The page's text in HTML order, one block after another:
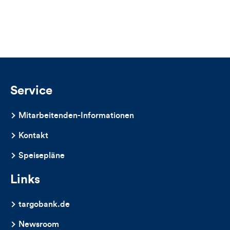
Kommentare
dieses
Artikels
Service
Mitarbeitenden-Informationen
Kontakt
Speisepläne
Links
targobank.de
Newsroom